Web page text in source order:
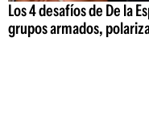
Los 4 desafíos de De la
grupos armados,